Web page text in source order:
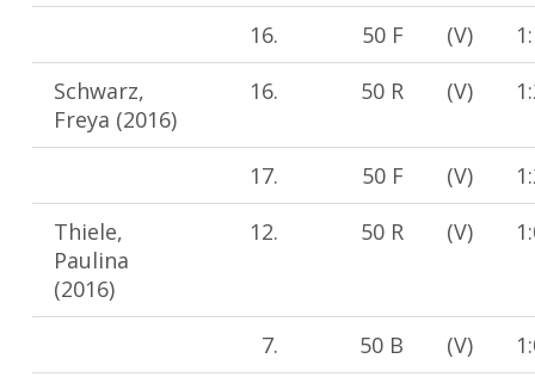
16.
50 F (V)
Schwarz,
Freya (2016)
16. 50 R (V)
17. 50 F (V)
Thiele,
Paulina
(2016)
12. 50 R (V)
7. 50 B (V)